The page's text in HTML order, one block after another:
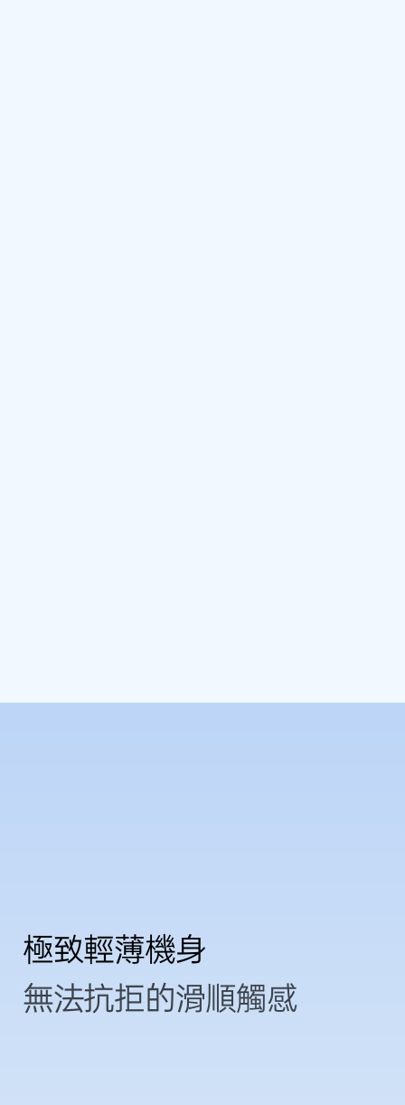
極致輕薄機身
無法抗拒的滑順觸感